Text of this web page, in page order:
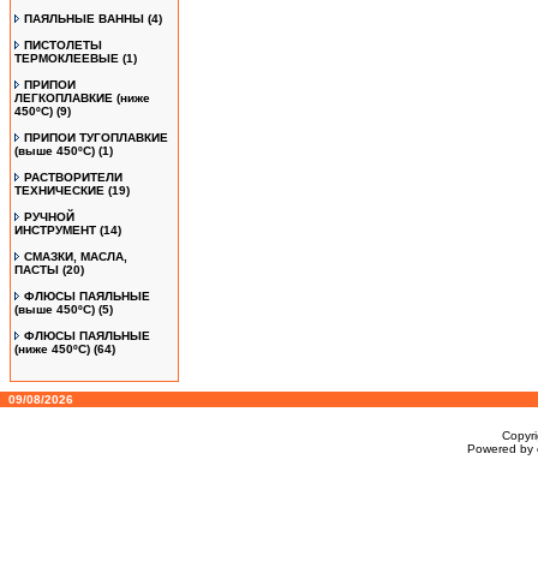
ПАЯЛЬНЫЕ ВАННЫ (4)
ПИСТОЛЕТЫ
ТЕРМОКЛЕЕВЫЕ (1)
ПРИПОИ
ЛЕГКОПЛАВКИЕ (ниже
450ºС) (9)
ПРИПОИ ТУГОПЛАВКИЕ
(выше 450ºС) (1)
РАСТВОРИТЕЛИ
ТЕХНИЧЕСКИЕ (19)
РУЧНОЙ
ИНСТРУМЕНТ (14)
СМАЗКИ, МАСЛА,
ПАСТЫ (20)
ФЛЮСЫ ПАЯЛЬНЫЕ
(выше 450ºC) (5)
ФЛЮСЫ ПАЯЛЬНЫЕ
(ниже 450ºC) (64)
09/08/2026
Powered by